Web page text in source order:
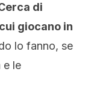
di
giocano in
lo fanno, se
e le